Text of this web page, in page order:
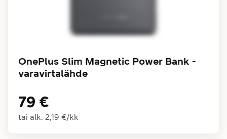
OnePlus Slim Magnetic Power Bank -
varavirtalähde
79 €
tai alk. 2,19 €/kk